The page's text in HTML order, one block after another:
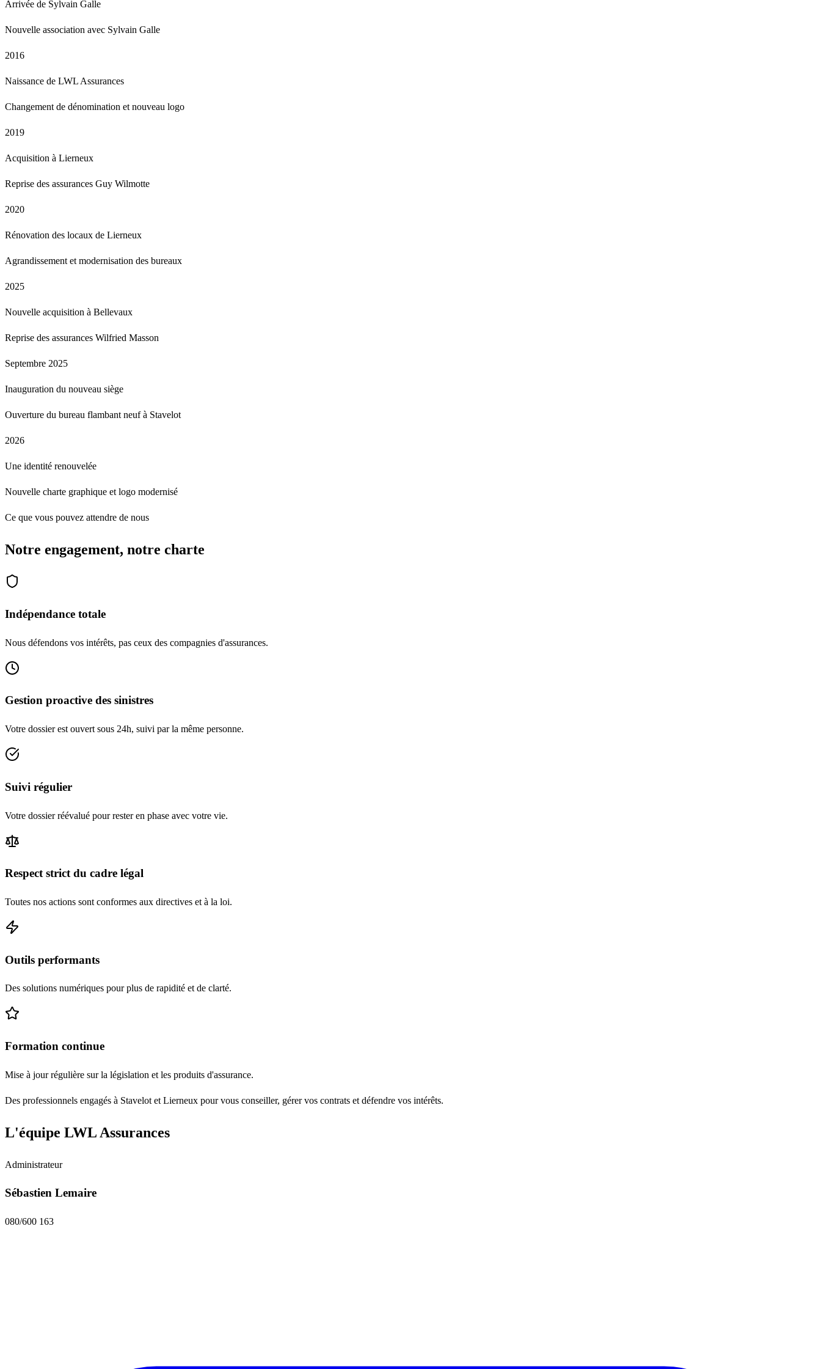
Arrivée de Sylvain Galle
Nouvelle association avec Sylvain Galle
2016
Naissance de LWL Assurances
Changement de dénomination et nouveau logo
2019
Acquisition à Lierneux
Reprise des assurances Guy Wilmotte
2020
Rénovation des locaux de Lierneux
Agrandissement et modernisation des bureaux
2025
Nouvelle acquisition à Bellevaux
Reprise des assurances Wilfried Masson
Septembre 2025
Inauguration du nouveau siège
Ouverture du bureau flambant neuf à Stavelot
2026
Une identité renouvelée
Nouvelle charte graphique et logo modernisé
Ce que vous pouvez attendre de nous
Notre engagement, notre charte
Indépendance totale
Nous défendons vos intérêts, pas ceux des compagnies d'assurances.
Gestion proactive des sinistres
Votre dossier est ouvert sous 24h, suivi par la même personne.
Suivi régulier
Votre dossier réévalué pour rester en phase avec votre vie.
Respect strict du cadre légal
Toutes nos actions sont conformes aux directives et à la loi.
Outils performants
Des solutions numériques pour plus de rapidité et de clarté.
Formation continue
Mise à jour régulière sur la législation et les produits d'assurance.
Des professionnels engagés à Stavelot et Lierneux pour vous conseiller, gérer vos contrats et défendre vos intérêts.
L'équipe LWL Assurances
Administrateur
Sébastien Lemaire
080/600 163